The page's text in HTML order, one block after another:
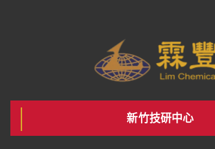
新竹技研中心